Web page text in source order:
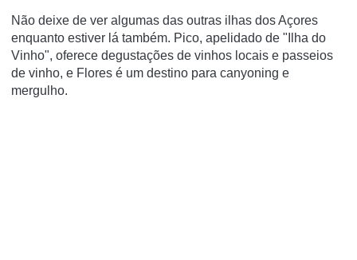
Não deixe de ver algumas das outras ilhas dos Açores
enquanto estiver lá também. Pico, apelidado de "Ilha do
Vinho", oferece degustações de vinhos locais e passeios
de vinho, e Flores é um destino para canyoning e
mergulho.